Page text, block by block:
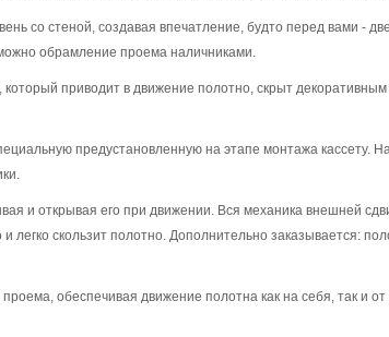
со стеной, создавая впечатление, будто перед вами -
обрамление проема наличниками.
приводит в движение полотно, скрыт
предустановленную на этапе монтажа кассету.
и открывая его при движении. Вся механика внешней
скользит полотно. Дополнительно заказывается:
обеспечивая движение полотна как на себя, так и